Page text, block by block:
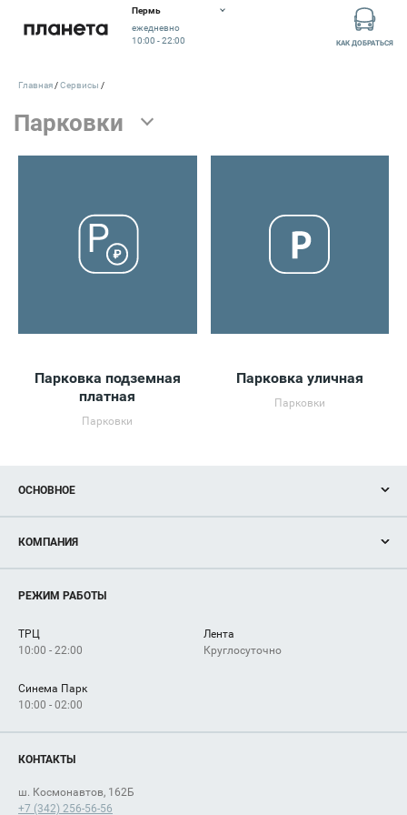
Пермь
ежедневно
10:00 - 22:00
КАК ДОБРАТЬСЯ
Главная Сервисы
Парковка подземная
платная
Парковки
Парковка уличная
Парковки
ОСНОВНОЕ
Новости
Магазины
Услуги
КОМПАНИЯ
Рекламодателям
Как добраться
РЕЖИМ РАБОТЫ
ТРЦ
10:00 - 22:00
Лента
Круглосуточно
Синема Парк
10:00 - 02:00
КОНТАКТЫ
ш. Космонавтов, 162Б
+7 (342) 256-56-56